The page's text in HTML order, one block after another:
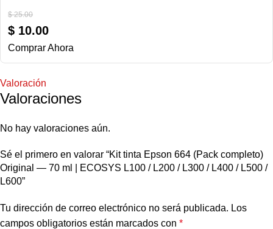
$25.00
$ 10.00
Comprar Ahora
Valoración
Valoraciones
No hay valoraciones aún.
Sé el primero en valorar “Kit tinta Epson 664 (Pack completo)
Original — 70 ml | ECOSYS L100 / L200 / L300 / L400 / L500 /
L600”
Tu dirección de correo electrónico no será publicada. Los
campos obligatorios están marcados con *